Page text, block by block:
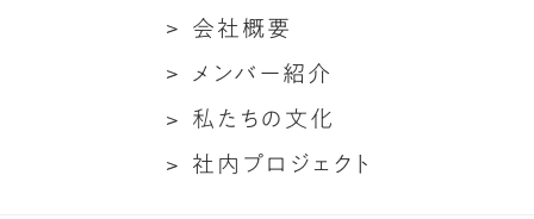
ン
対
談
に
つ
会
要
会社 概要
メ
ー
メ ンバ ー紹介
私 私 た ちの 文化
社 社 内 プロ ジ ェ ク ト